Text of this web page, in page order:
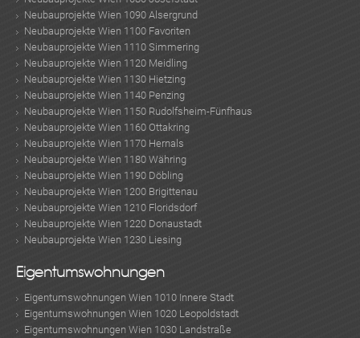
Neubauprojekte Wien 1090 Alsergrund
Neubauprojekte Wien 1100 Favoriten
Neubauprojekte Wien 1110 Simmering
Neubauprojekte Wien 1120 Meidling
Neubauprojekte Wien 1130 Hietzing
Neubauprojekte Wien 1140 Penzing
Neubauprojekte Wien 1150 Rudolfsheim-Fünfhaus
Neubauprojekte Wien 1160 Ottakring
Neubauprojekte Wien 1170 Hernals
Neubauprojekte Wien 1180 Währing
Neubauprojekte Wien 1190 Döbling
Neubauprojekte Wien 1200 Brigittenau
Neubauprojekte Wien 1210 Floridsdorf
Neubauprojekte Wien 1220 Donaustadt
Neubauprojekte Wien 1230 Liesing
Eigentumswohnungen
Eigentumswohnungen Wien 1010 Innere Stadt
Eigentumswohnungen Wien 1020 Leopoldstadt
Eigentumswohnungen Wien 1030 Landstraße